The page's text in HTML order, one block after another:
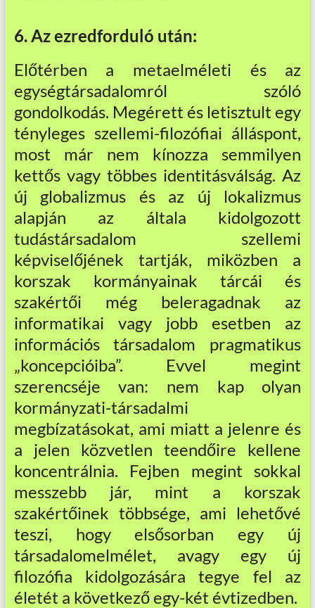
6. Az ezredforduló után:
Előtérben a metaelméleti és az
egységtársadalomról szóló
gondolkodás. Megérett és letisztult egy
tényleges szellemi-filozófiai álláspont,
most már nem kínozza semmilyen
kettős vagy többes identitásválság. Az
új globalizmus és az új lokalizmus
alapján az általa kidolgozott
tudástársadalom szellemi
képviselőjének tartják, miközben a
korszak kormányainak tárcái és
szakértői még beleragadnak az
informatikai vagy jobb esetben az
információs társadalom pragmatikus
„koncepcióiba”. Evvel megint
szerencséje van: nem kap olyan
kormányzati-társadalmi
megbízatásokat, ami miatt a jelenre és
a jelen közvetlen teendőire kellene
koncentrálnia. Fejben megint sokkal
messzebb jár, mint a korszak
szakértőinek többsége, ami lehetővé
teszi, hogy elsősorban egy új
társadalomelmélet, avagy egy új
filozófia kidolgozására tegye fel az
életét a következő egy-két évtizedben.